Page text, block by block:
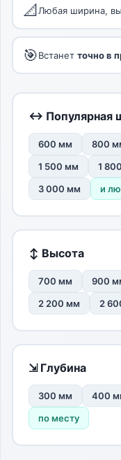
📐 Любая ширина,
🎯Встанет точно в
↔ Популярная
600 мм 800
1 500 мм
1
3 000 мм
и
↕ Высота
700 мм 900
2 200 мм
2
⇲ Глубина
300 мм 400
по месту